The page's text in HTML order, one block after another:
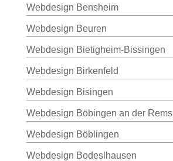
Webdesign Bensheim
Webdesign Beuren
Webdesign Bietigheim-Bissingen
Webdesign Birkenfeld
Webdesign Bisingen
Webdesign Böbingen an der Rems
Webdesign Böblingen
Webdesign Bodeslhausen